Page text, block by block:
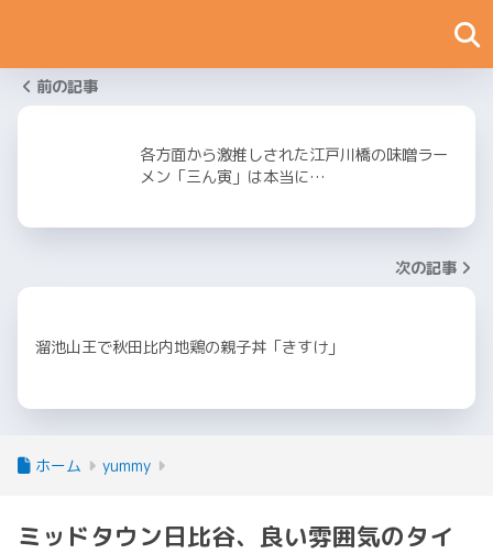
前の記事
各方面から激推しされた江戸川橋の味噌ラー
メン「三ん寅」は本当に…
次の記事
溜池山王で秋田比内地鶏の親子丼「きすけ」
ホーム yummy
ミッドタウン日比谷、良い雰囲気のタイ